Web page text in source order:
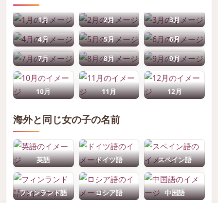
1月 2月 3月
4月 5月 6月
7月 8月 9月
10月 11月 12月
海外と同じ女の子の名前
英語 ドイツ語 スペイン語
フィンランド語 ロシア語 中国語